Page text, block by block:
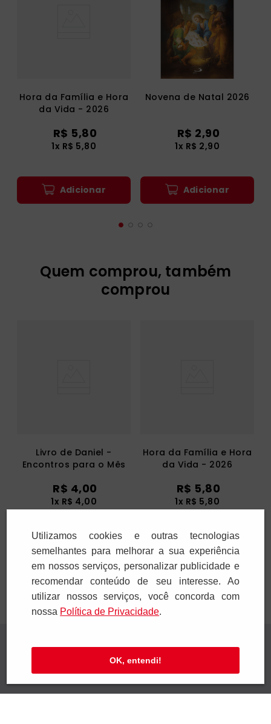
Hora da Família e Hora
da Vida - 2026
R$ 5,80
1x R$ 5,80
Adicionar
Novena de Natal 2026
R$ 2,90
1x R$ 2,90
Adicionar
Quem comprou, também
comprou
Livro de Daniel -
Encontros para o Mês
R$ 4,00
1x R$ 4,00
Adicionar
Hora da Família e Hora
da Vida - 2026
R$ 5,80
1x R$ 5,80
Adicionar
Receba novidades
Preencha seus dados e receba novidades em
seu e-mail.
Utilizamos cookies e outras tecnologias
semelhantes para melhorar a sua experiência
em nossos serviços, personalizar publicidade e
recomendar conteúdo de seu interesse. Ao
utilizar nossos serviços, você concorda com
nossa Polí­tica de Privacidade.
OK, entendi!